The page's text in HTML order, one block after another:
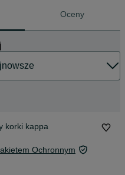
Oceny
korki kappa
Ochronnym